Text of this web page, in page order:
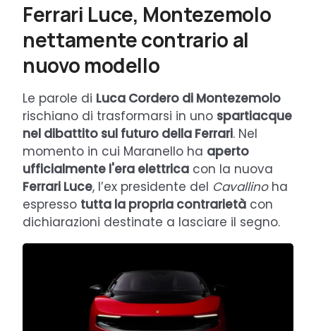
Ferrari Luce, Montezemolo
nettamente contrario al
nuovo modello
Le parole di Luca Cordero di Montezemolo
rischiano di trasformarsi in uno spartiacque
nel dibattito sul futuro della Ferrari. Nel
momento in cui Maranello ha aperto
ufficialmente l'era elettrica con la nuova
Ferrari Luce, l’ex presidente del Cavallinoha
espresso tutta la propria contrarietà con
dichiarazioni destinate a lasciare il segno.